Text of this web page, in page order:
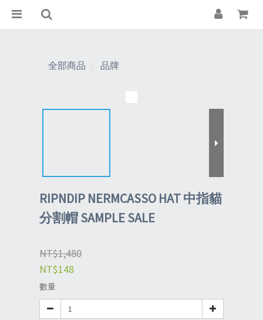
全部商品 品牌
RIPNDIP NERMCASSO HAT 中指貓
分割帽 SAMPLE SALE
NT$1,480
NT$148
數量